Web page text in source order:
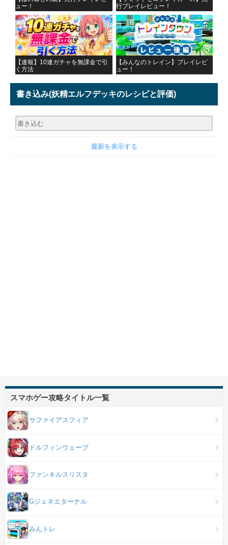
ュー！
行プレイレビュー！
【速報】10連ガチャを無課金で引
く方法
【みんなのトレイン】プレイレビ
ュー！
書き込み(妖精エルフデッキのレシピと評価)
最新を表示する
スマホゲー攻略タイトル一覧
サファイアスフィア
ドルフィンウェーブ
ファンキルスリスタ
Gジェネエターナル
みんトレ